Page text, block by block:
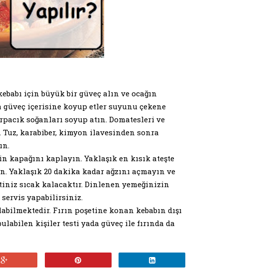
için büyük bir güveç alın ve ocağın
içerisine koyup etler suyunu çekene
soğanları soyup atın. Domatesleri ve
karabiber, kimyon ilavesinden sonra
kaplayın. Yaklaşık en kısık ateşte
20 dakika kadar ağzını açmayın ve
sıcak kalacaktır. Dinlenen yemeğinizin
servis yapabilirsiniz.
Fırın poşetine konan kebabın dışı
kişiler testi yada güveç ile fırında da